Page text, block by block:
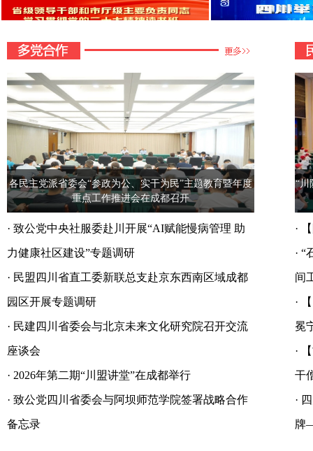
各民主党派省委会“参政为公、实干为民”主题教育暨年度
重点工作推进会在成都召开
· 致公党中央社服委赴川开展“AI赋能慢病管理 助
力健康社区建设”专题调研
· 民盟四川省直工委新联总支赴京东西南区域成都
园区开展专题调研
· 民建四川省委会与北京未来文化研究院召开交流
座谈会
· 2026年第二期“川盟讲堂”在成都举行
· 致公党四川省委会与阿坝师范学院签署战略合作
备忘录
“川
·
· “
间
·
冕
·
干
·
牌